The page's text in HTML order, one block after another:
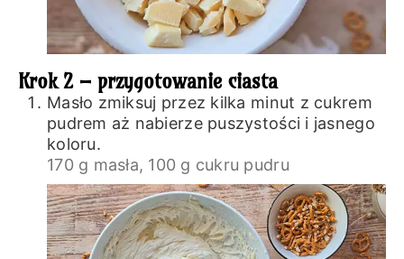
Krok 2 – przygotowanie ciasta
Masło zmiksuj przez kilka minut z cukrem
pudrem aż nabierze puszystości i jasnego
koloru.
170 g masła, 100 g cukru pudru